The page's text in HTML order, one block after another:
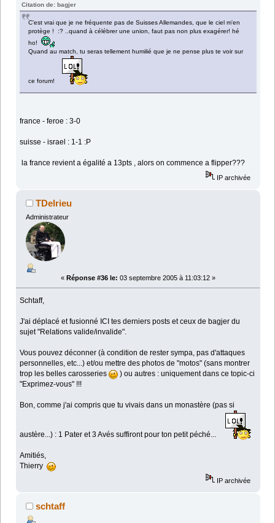
Citation de: bagjer
C'est vrai que je ne fréquente pas de Suisses Allemandes, que le ciel m'en
protège ! :? ..quand à célébrer une union, faut pas non plus exagérer! hé
ho!
Quand au match, tu seras tellement humilié que je ne pense plus te voir sur
ce forum!
france - feroe : 3-0
suisse - israel : 1-1 :P
la france revient a égalité a 13pts , alors on commence a flipper???
IP archivée
TDelrieu
Administrateur
« Réponse #36 le: 03 septembre 2005 à 11:03:12 »
Schtaff,
J'ai déplacé et fusionné ICI tes derniers posts et ceux de bagjer du
sujet "Relations valide/invalide".
Vous pouvez déconner (à condition de rester sympa, pas d'attaques
personnelles, etc...) et/ou mettre des photos de "motos" (sans montrer
trop les belles carosseries
) ou autres : uniquement dans ce topic-ci
"Exprimez-vous" !!!
Bon, comme j'ai compris que tu vivais dans un monastère (pas si
austère...) : 1 Pater et 3 Avés suffiront pour ton petit péché...
Amitiés,
Thierry
IP archivée
schtaff